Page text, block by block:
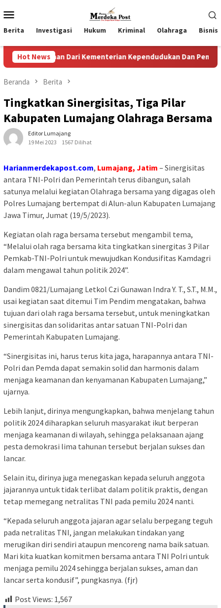
ke
kontenMobile
Berita Investigasi Hukum Kriminal Olahraga Bisnis
Hot News
Dari Kementerian Kependudukan Dan Pembangunan
Beranda Berita
Tingkatkan Sinergisitas, Tiga Pilar
Kabupaten Lumajang Olahraga Bersama
Editor Lumajang
19 Mei 2023
1567 Dilihat
Harianmerdekapost.com, Lumajang, Jatim – Sinergisitas
antara TNI-Polri dan Pemerintah terus dibangun, salah
satunya melalui kegiatan Olahraga bersama yang digagas oleh
Polres Lumajang bertempat di Alun-alun Kabupaten Lumajang
Jawa Timur, Jumat (19/5/2023).
Kegiatan olah raga bersama tersebut mengambil tema,
“Melalui olah raga bersama kita tingkatkan sinergitas 3 Pilar
Pemkab-TNI-Polri untuk mewujudkan Kondusifitas Kamdagri
dalam mengawal tahun politik 2024”.
Dandim 0821/Lumajang Letkol Czi Gunawan Indra Y. T., S.T., M.M.,
usai kegiatan saat ditemui Tim Pendim mengatakan, bahwa
tujuan dari olah raga bersama tersebut, untuk meningkatkan
sinergisitas dan solidaritas antar satuan TNI-Polri dan
Pemerintah Kabupaten Lumajang.
“Sinergisitas ini, harus terus kita jaga, harapannya antara TNI-
Polri dan Pemda dapat semakin solid dan harmonis dalam
menjaga keamanan dan kenyamanan Kabupaten Lumajang,”
ujarnya.
Lebih lanjut, dirinya mengungkapkan, bahwa menjelang tahun
politik 2024 diharapkan seluruh masyarakat ikut berperan
menjaga keamanan di wilayah, sehingga pelaksanaan ajang
pesta demokrasi lima tahunan tersebut berjalan sukses dan
lancar.
Selain itu, dirinya juga menegaskan kepada seluruh anggota
jajarannya untuk tidak terlibat dalam politik praktis, dengan
tetap memegang netralitas TNI pada pemilu 2024 nanti.
“Kepada seluruh anggota jajaran agar selalu berpegang teguh
pada netralitas TNI, jangan melakukan tindakan yang
merugikan diri sendiri ataupun mencoreng nama baik satuan.
Mari kita kuatkan komitmen bersama antara TNI Polri untuk
menjaga pemilu 2024 sehingga berjalan sukses, aman dan
lancar serta kondusif”, pungkasnya. (fjr)
Post Views: 1,567